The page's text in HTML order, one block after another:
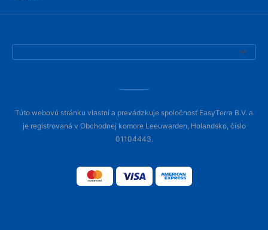
Túto webovú stránku vlastní a prevádzkuje spoločnosť EasyTerra B.V. a
je registrovaná v Obchodnej komore Leeuwarden, Holandsko, číslo
01104443.